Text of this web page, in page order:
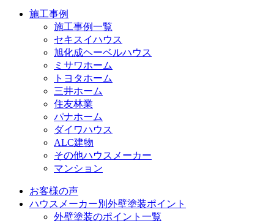
施工事例
施工事例一覧
セキスイハウス
旭化成ヘーベルハウス
ミサワホーム
トヨタホーム
三井ホーム
住友林業
パナホーム
ダイワハウス
ALC建物
その他ハウスメーカー
マンション
お客様の声
ハウスメーカー別外壁塗装ポイント
外壁塗装のポイント一覧